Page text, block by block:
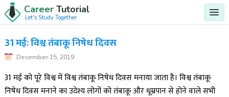
Career Tutorial
Let's Study Together
31 मई: विश्व तंबाकू निषेध दिवस
December 15, 2019
31 मई को पूरे विश्व में विश्व तंबाकू निषेध दिवस मनाया जाता है। विश्व तंबाकू
निषेध दिवस मनाने का उदेश्य लोगों को तंबाकू और धूम्रपान से होने वाले सभी